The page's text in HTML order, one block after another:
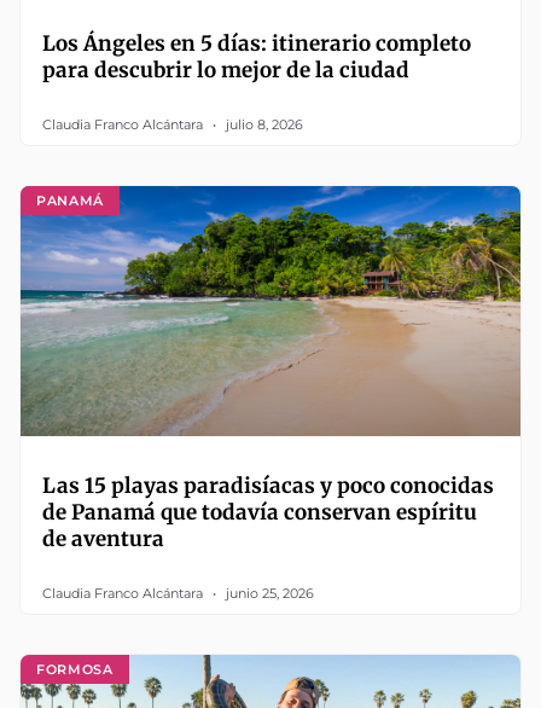
Los Ángeles en 5 días: itinerario completo
para descubrir lo mejor de la ciudad
Claudia Franco Alcántara julio 8, 2026
PANAMÁ
Las 15 playas paradisíacas y poco conocidas
de Panamá que todavía conservan espíritu
de aventura
Claudia Franco Alcántara junio 25, 2026
FORMOSA